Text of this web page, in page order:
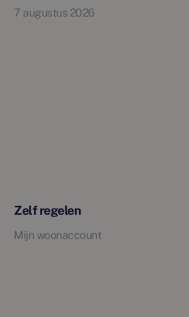
7 augustus 2026
Zelf regelen
Mijn woonaccount